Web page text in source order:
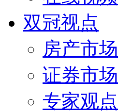
双冠视点
房产市场
证券市场
专家观点